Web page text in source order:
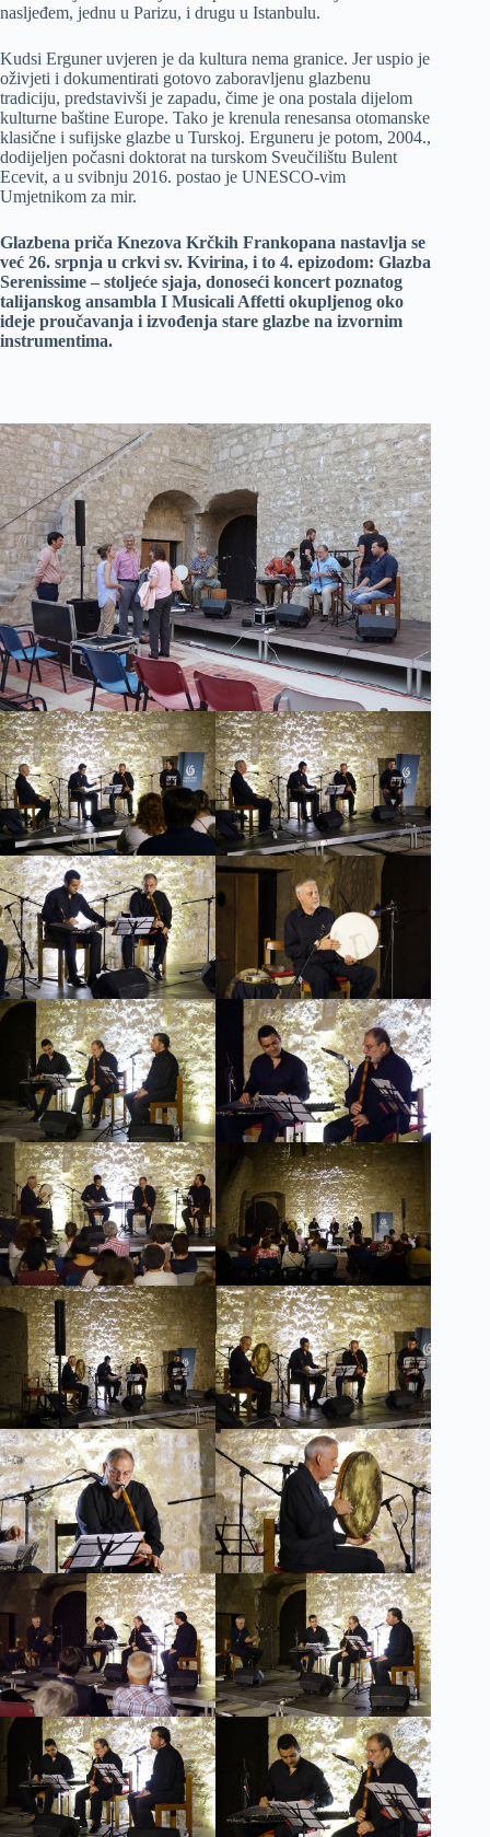
nasljeđem, jednu u Parizu, i drugu u Istanbulu.
Kudsi Erguner uvjeren je da kultura nema granice. Jer uspio je
oživjeti i dokumentirati gotovo zaboravljenu glazbenu
tradiciju, predstavivši je zapadu, čime je ona postala dijelom
kulturne baštine Europe. Tako je krenula renesansa otomanske
klasične i sufijske glazbe u Turskoj. Erguneru je potom, 2004.,
dodijeljen počasni doktorat na turskom Sveučilištu Bulent
Ecevit, a u svibnju 2016. postao je UNESCO-vim
Umjetnikom za mir.
Glazbena priča Knezova Krčkih Frankopana nastavlja se
već 26. srpnja u crkvi sv. Kvirina, i to 4. epizodom: Glazba
Serenissime – stoljeće sjaja, donoseći koncert poznatog
talijanskog ansambla I Musicali Affetti okupljenog oko
ideje proučavanja i izvođenja stare glazbe na izvornim
instrumentima.